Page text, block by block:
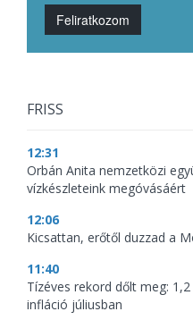
Feliratkozom
FRISS
12:31
Orbán Anita nemzetközi
vízkészleteink megóvásáért
12:06
Kicsattan, erőtől duzzad a
11:40
Tízéves rekord dőlt meg:
infláció júliusban